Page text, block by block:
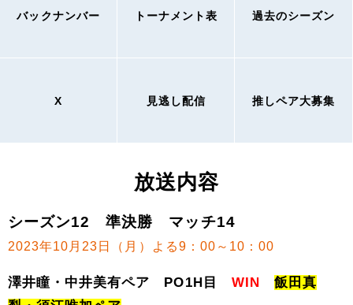
バックナンバー トーナメント表 過去のシーズン
X 見逃し配信 推しペア大募集
放送内容
シーズン12 準決勝 マッチ14
2023年10月23日（月）よる9：00～10：00
澤井瞳・中井美有ペア PO1H目 WIN
飯田真